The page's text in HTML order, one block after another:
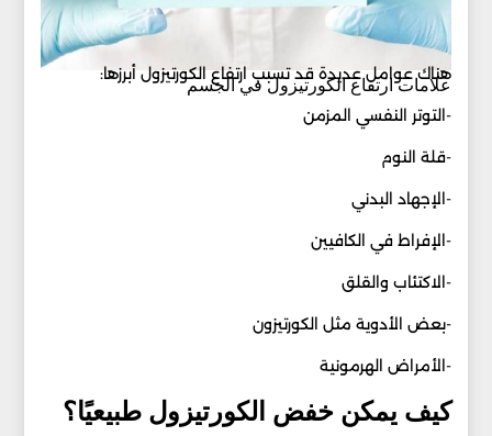
علامات ارتفاع الكورتيزول في الجسم
هناك عوامل عديدة قد تسبب ارتفاع الكورتيزول أبرزها:
-التوتر النفسي المزمن
-قلة النوم
-الإجهاد البدني
-الإفراط في الكافيين
-الاكتئاب والقلق
-بعض الأدوية مثل الكورتيزون
-الأمراض الهرمونية
كيف يمكن خفض الكورتيزول طبيعيًا؟